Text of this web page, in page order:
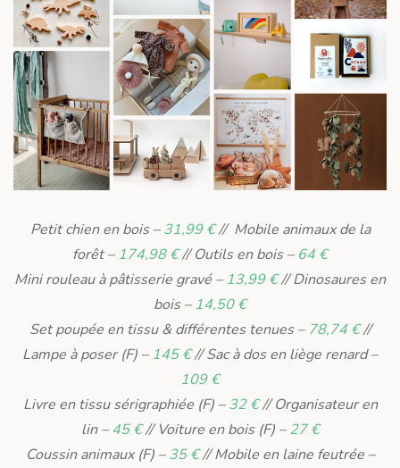
Petit chien en bois –31,99 €// Mobile animaux de la
forêt – 174,98 €// Outils en bois – 64 €
Mini rouleau à pâtisserie gravé – 13,99 €// Dinosaures en
bois – 14,50 €
Set poupée en tissu & différentes tenues – 78,74 €//
Lampe à poser (F) – 145 €// Sac à dos en liège renard –
109 €
Livre en tissu sérigraphiée (F) –32 €// Organisateur en
lin –45 €// Voiture en bois (F) –27 €
Coussin animaux (F) –35 €// Mobile en laine feutrée –